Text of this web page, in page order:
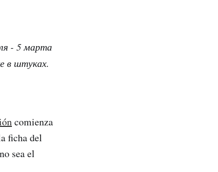
- 5 марта
в штуках.
comienza
ficha del
sea el